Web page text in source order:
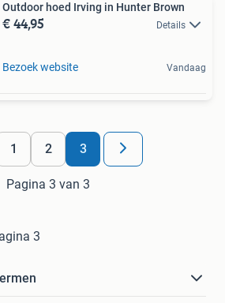
Outdoor hoed Irving in Hunter Brown
€ 44,95 Details
Bezoek website Vandaag
1 2 3
Pagina 3 van 3
3